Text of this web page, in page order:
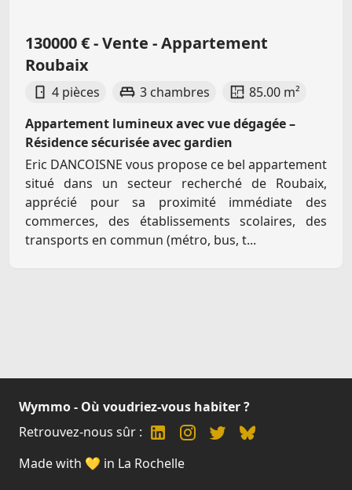
130000 € - Vente - Appartement
Roubaix
4 pièces 3 chambres
85.00 m²
Appartement lumineux avec vue dégagée –
Résidence sécurisée avec gardien
Eric DANCOISNE vous propose ce bel appartement
situé dans un secteur recherché de Roubaix,
apprécié pour sa proximité immédiate des
commerces, des établissements scolaires, des
transports en commun (métro, bus, t...
Wymmo - Où voudriez-vous habiter ?
Retrouvez-nous sûr :
Made with 💛 in La Rochelle